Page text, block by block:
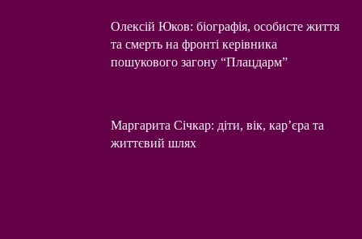
Олексій Юков: біографія, особисте життя
та смерть на фронті керівника
пошукового загону “Плацдарм”
Маргарита Січкар: діти, вік, кар’єра та
життєвий шлях